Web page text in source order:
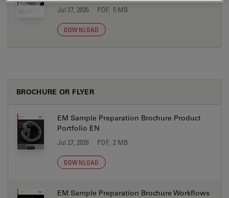
Jul 27, 2026 PDF, 5 MB
DOWNLOAD
BROCHURE OR FLYER
EM Sample Preparation Brochure Product
Portfolio EN
Jul 27, 2026 PDF, 2 MB
DOWNLOAD
EM Sample Preparation Brochure Workflows